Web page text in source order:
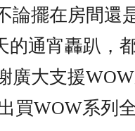
論擺在房間還
的通宵轟趴，
廣大支援
買WOW系列